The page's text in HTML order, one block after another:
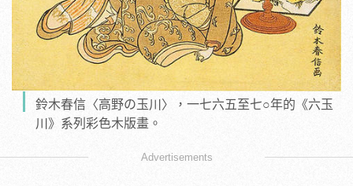
鈴木春信〈高野の玉川〉，一七六五至七○年的《六玉
川》系列彩色木版畫。
Advertisements